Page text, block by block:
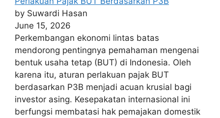
by Suwardi Hasan
June 15, 2026
Perkembangan ekonomi lintas batas
mendorong pentingnya pemahaman mengenai
bentuk usaha tetap (BUT) di Indonesia. Oleh
karena itu, aturan perlakuan pajak BUT
berdasarkan P3B menjadi acuan krusial bagi
investor asing. Kesepakatan internasional ini
berfungsi membatasi hak pemajakan domestik